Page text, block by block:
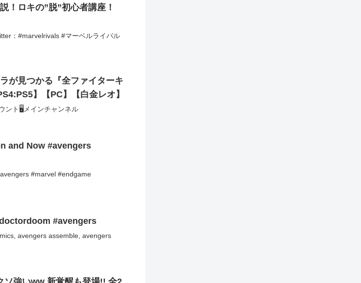
！ロキの”脱”初心者講座！
：#marvelrivals #マーベルライバル
が見つかる『全ファイターキ
】【PC】【白金レオ】
ント🖥️メインチャンネル
and Now #avengers
#marvel #endgame
#avengers
avengers assemble, avengers